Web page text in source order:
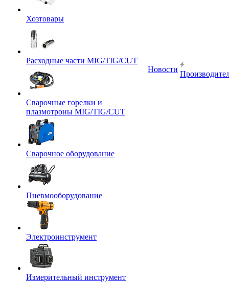
Хозтовары
Расходные части MIG/TIG/CUT
Сварочные горелки и
плазмотроны MIG/TIG/CUT
Сварочное оборудование
Пневмооборудование
Электроинструмент
Измерительный инструмент
Новости